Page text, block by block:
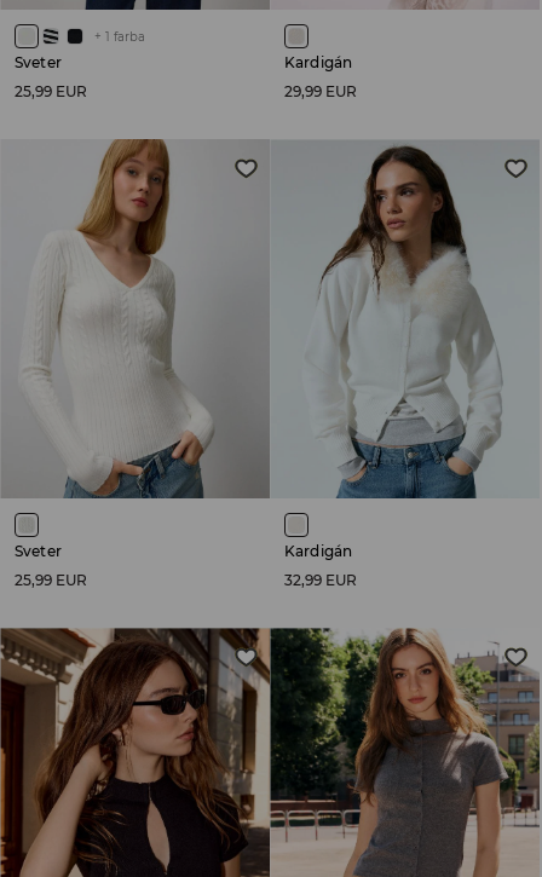
+ 1 farba
Sveter
25,99 EUR
Kardigán
29,99 EUR
Sveter
25,99 EUR
Kardigán
32,99 EUR